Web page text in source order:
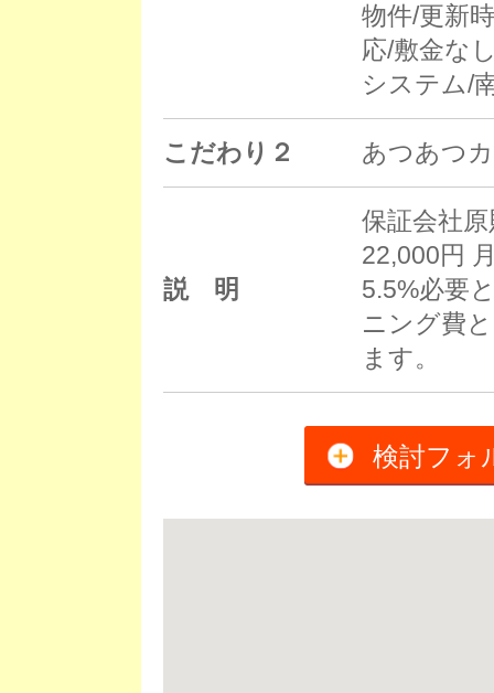
物件/更新
応/敷金な
システム/
こだわり２ あつあつ
説 明
保証会社
22,000円
5.5%必要
ニング費
ます。
検討フォ